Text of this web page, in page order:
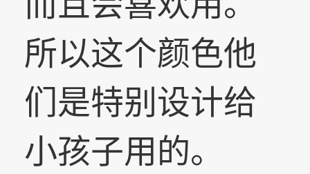
所以这个颜色他
们是特别设计给
小孩子用的。